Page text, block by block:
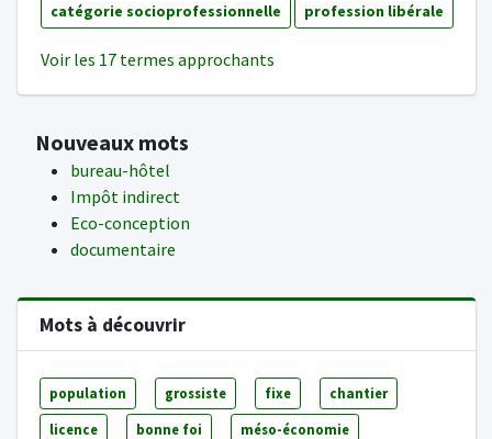
catégorie socioprofessionnelle profession libérale
Voir les 17 termes approchants
Nouveaux mots
bureau-hôtel
Impôt indirect
Eco-conception
documentaire
Mots à découvrir
population grossiste fixe chantier
licence bonne foi méso-économie